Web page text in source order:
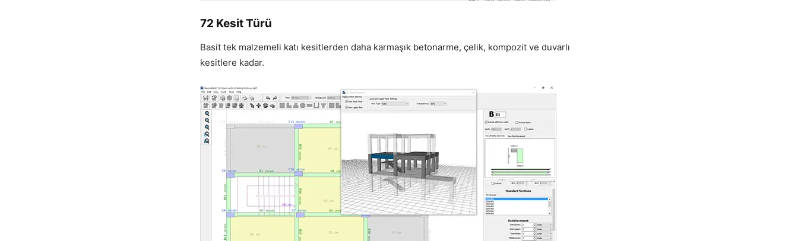
72 Kesit Türü
Basit tek malzemeli katı kesitlerden daha karmaşık betonarme, çelik, kompozit ve duvarlı
kesitlere kadar.